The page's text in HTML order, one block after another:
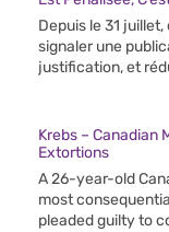
Depuis le 31
signaler une
justification, et
Krebs – Canadian
Extortions
A 26-year-old
most
pleaded guilty to